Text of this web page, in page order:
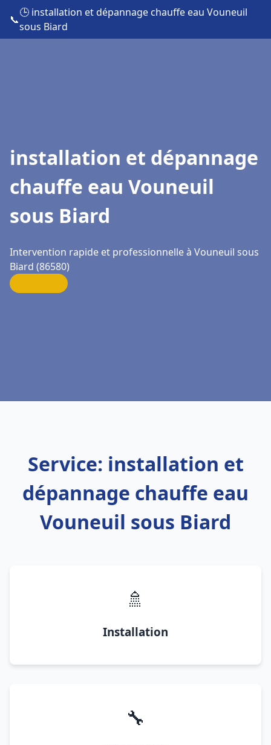
📞
🕒 installation et dépannage chauffe eau Vouneuil
sous Biard
installation et dépannage
chauffe eau Vouneuil
sous Biard
Intervention rapide et professionnelle à Vouneuil sous
Biard (86580)
Service: installation et
dépannage chauffe eau
Vouneuil sous Biard
🚿
Installation
🔧